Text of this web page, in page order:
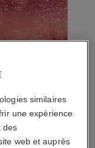
similaires
une expérience
des
web et auprès